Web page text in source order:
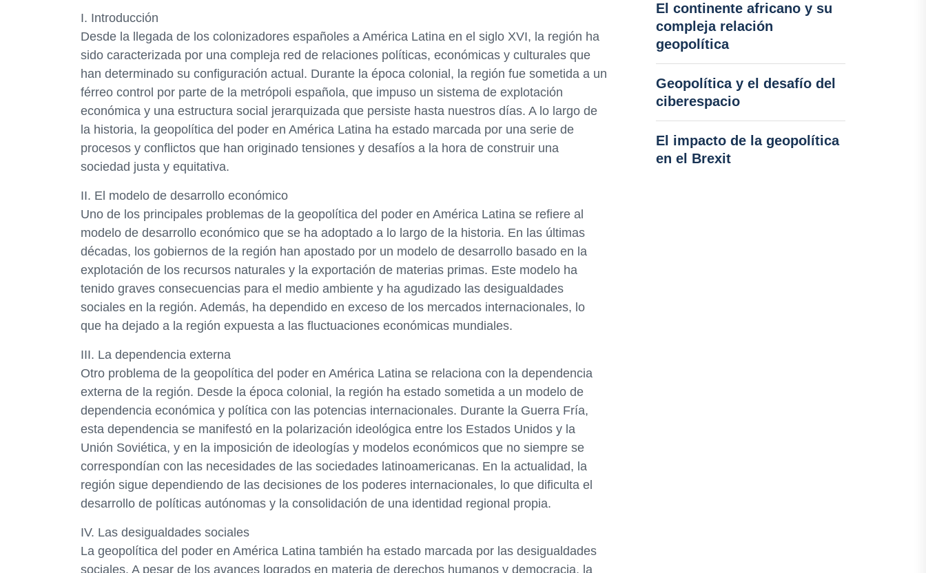
I. Introducción
Desde la llegada de los colonizadores españoles a América Latina en el siglo XVI, la región ha
sido caracterizada por una compleja red de relaciones políticas, económicas y culturales que
han determinado su configuración actual. Durante la época colonial, la región fue sometida a un
férreo control por parte de la metrópoli española, que impuso un sistema de explotación
económica y una estructura social jerarquizada que persiste hasta nuestros días. A lo largo de
la historia, la geopolítica del poder en América Latina ha estado marcada por una serie de
procesos y conflictos que han originado tensiones y desafíos a la hora de construir una
sociedad justa y equitativa.
II. El modelo de desarrollo económico
Uno de los principales problemas de la geopolítica del poder en América Latina se refiere al
modelo de desarrollo económico que se ha adoptado a lo largo de la historia. En las últimas
décadas, los gobiernos de la región han apostado por un modelo de desarrollo basado en la
explotación de los recursos naturales y la exportación de materias primas. Este modelo ha
tenido graves consecuencias para el medio ambiente y ha agudizado las desigualdades
sociales en la región. Además, ha dependido en exceso de los mercados internacionales, lo
que ha dejado a la región expuesta a las fluctuaciones económicas mundiales.
III. La dependencia externa
Otro problema de la geopolítica del poder en América Latina se relaciona con la dependencia
externa de la región. Desde la época colonial, la región ha estado sometida a un modelo de
dependencia económica y política con las potencias internacionales. Durante la Guerra Fría,
esta dependencia se manifestó en la polarización ideológica entre los Estados Unidos y la
Unión Soviética, y en la imposición de ideologías y modelos económicos que no siempre se
correspondían con las necesidades de las sociedades latinoamericanas. En la actualidad, la
región sigue dependiendo de las decisiones de los poderes internacionales, lo que dificulta el
desarrollo de políticas autónomas y la consolidación de una identidad regional propia.
IV. Las desigualdades sociales
La geopolítica del poder en América Latina también ha estado marcada por las desigualdades
sociales. A pesar de los avances logrados en materia de derechos humanos y democracia, la
El continente africano y su
compleja relación
geopolítica
Geopolítica y el desafío del
ciberespacio
El impacto de la geopolítica
en el Brexit